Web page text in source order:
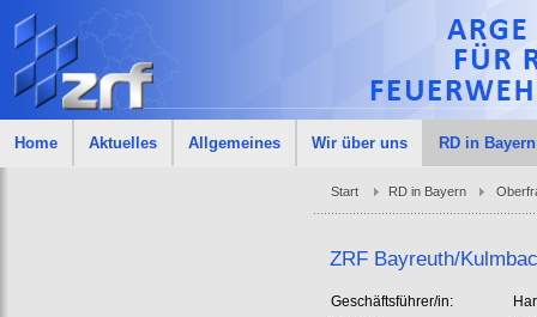
Home Aktuelles Allgemeines Wir über uns RD in Bayern
Start RD in Bayern
ZRF Bayreuth/
Geschäftsführer/in: